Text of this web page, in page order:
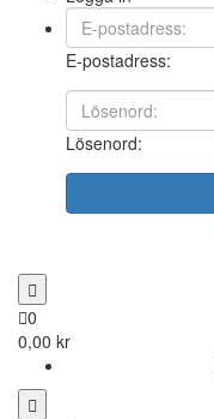
E-postadress:
Lösenord:
0
0,00 kr